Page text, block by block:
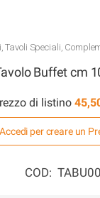
,Tavoli Speciali,
Buffet cm
di listino
Accedi per creare un
COD: